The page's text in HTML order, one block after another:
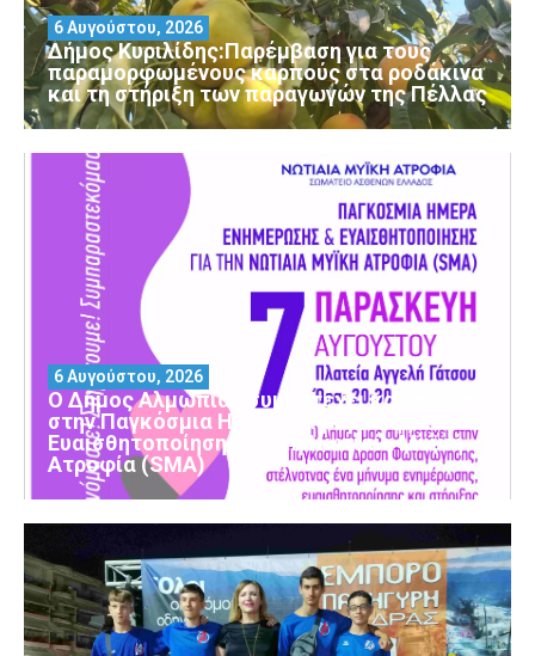
Δήμος Κυριλίδης:Παρέμβαση για τους
παραμορφωμένους καρπούς στα ροδάκινα
και τη στήριξη των παραγωγών της Πέλλας
6 Αυγούστου, 2026
Ο Δήμος Αλμωπίας συμμετέχει και φέτος
στην Παγκόσμια Ημέρα Ενημέρωσης και
Ευαισθητοποίησης για τη Νωτιαία Μυϊκή
Ατροφία (SMA)
6 Αυγούστου, 2026